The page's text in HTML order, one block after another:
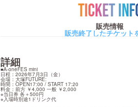
TICKET
販売情報
販売終了したチケット
詳細
■A-oneFES mini
日程：2026年7月3日（金）
会場：大塚FUTURE:
時間：OPEN17:00 / START 17:20
料金：前方 ￥4,000 一般 ￥2,000
※当日券 各＋500円
※入場時別途1ドリンク代